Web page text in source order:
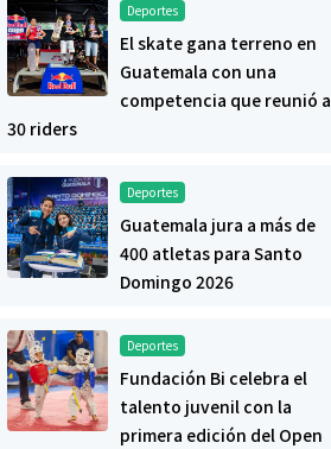
Deportes
El skate gana terreno en
Guatemala con una
competencia que reunió a
30 riders
Deportes
Guatemala jura a más de
400 atletas para Santo
Domingo 2026
Deportes
Fundación Bi celebra el
talento juvenil con la
primera edición del Open